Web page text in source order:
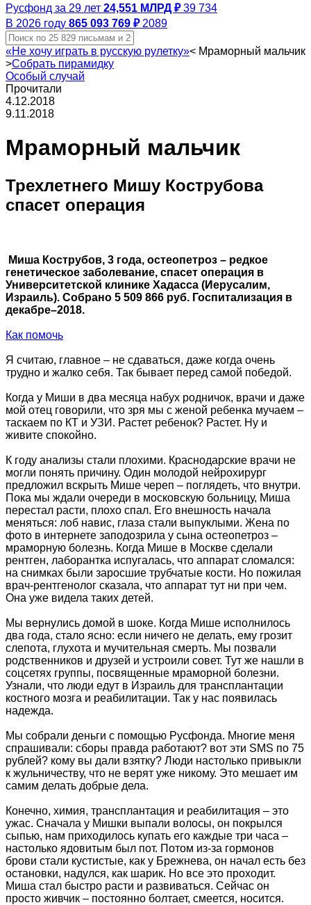
Русфонд за 29 лет 24,551 МЛРД ₽ 39 734
В 2026 году 865 093 769 ₽ 2089
«Не хочу играть в русскую рулетку»< Мраморный мальчик
>Собрать пирамидку
Особый случай
Прочитали
4.12.2018
9.11.2018
Мраморный мальчик
Трехлетнего Мишу Кострубова
спасет операция
Миша Кострубов, 3 года, остеопетроз – редкое
генетическое заболевание, спасет операция в
Университетской клинике Хадасса (Иерусалим,
Израиль). Собрано 5 509 866 руб. Госпитализация в
декабре–2018.
Как помочь
Я считаю, главное – не сдаваться, даже когда очень
трудно и жалко себя. Так бывает перед самой победой.
Когда у Миши в два месяца набух родничок, врачи и даже
мой отец говорили, что зря мы с женой ребенка мучаем –
таскаем по КТ и УЗИ. Растет ребенок? Растет. Ну и
живите спокойно.
К году анализы стали плохими. Краснодарские врачи не
могли понять причину. Один молодой нейрохирург
предложил вскрыть Мише череп – поглядеть, что внутри.
Пока мы ждали очереди в московскую больницу, Миша
перестал расти, плохо спал. Его внешность начала
меняться: лоб навис, глаза стали выпуклыми. Жена по
фото в интернете заподозрила у сына остеопетроз –
мраморную болезнь. Когда Мише в Москве сделали
рентген, лаборантка испугалась, что аппарат сломался:
на снимках были заросшие трубчатые кости. Но пожилая
врач-рентгенолог сказала, что аппарат тут ни при чем.
Она уже видела таких детей.
Мы вернулись домой в шоке. Когда Мише исполнилось
два года, стало ясно: если ничего не делать, ему грозит
слепота, глухота и мучительная смерть. Мы позвали
родственников и друзей и устроили совет. Тут же нашли в
соцсетях группы, посвященные мраморной болезни.
Узнали, что люди едут в Израиль для трансплантации
костного мозга и реабилитации. Так у нас появилась
надежда.
Мы собрали деньги с помощью Русфонда. Многие меня
спрашивали: сборы правда работают? вот эти SMS по 75
рублей? кому вы дали взятку? Люди настолько привыкли
к жульничеству, что не верят уже никому. Это мешает им
самим делать добрые дела.
Конечно, химия, трансплантация и реабилитация – это
ужас. Сначала у Мишки выпали волосы, он покрылся
сыпью, нам приходилось купать его каждые три часа –
настолько ядовитым был пот. Потом из-за гормонов
брови стали кустистые, как у Брежнева, он начал есть без
остановки, надулся, как шарик. Но все это проходит.
Миша стал быстро расти и развиваться. Сейчас он
просто живчик – постоянно болтает, смеется, носится.